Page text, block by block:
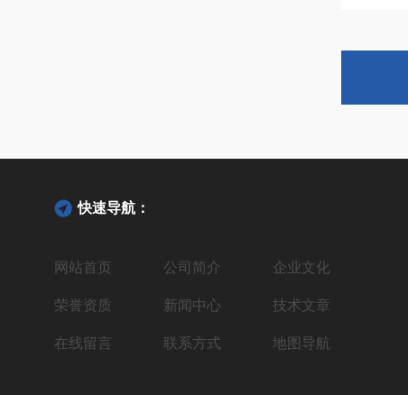
快速导航：
网站首页 公司简介 企业文化
荣誉资质 新闻中心 技术文章
在线留言 联系方式 地图导航